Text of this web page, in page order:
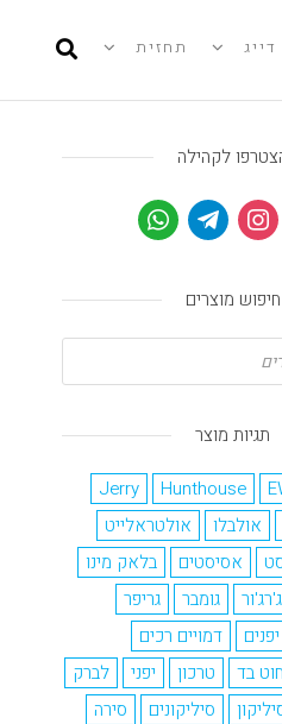
תחזית דייג
לקהילה
חיפוש מוצרים
תגיות מוצר
Hunthouse
Jerry
אולבלו
אולטראלייט
אסיסטים
בלאק מינו
ג'רג'ור גומבר
גריפר
דמויים רכים
חוט בד טרכון יפני
לברק
סיליקונים
סירה